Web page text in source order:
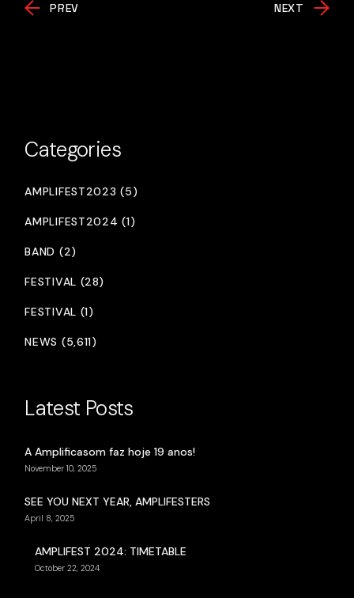
PREV NEXT
Categories
AMPLIFEST2023 (5)
AMPLIFEST2024 (1)
BAND (2)
FESTIVAL (28)
FESTIVAL (1)
NEWS (5,611)
Latest Posts
A Amplificasom faz hoje 19 anos!
November 10, 2025
SEE YOU NEXT YEAR, AMPLIFESTERS
April 8, 2025
AMPLIFEST 2024: TIMETABLE
October 22, 2024